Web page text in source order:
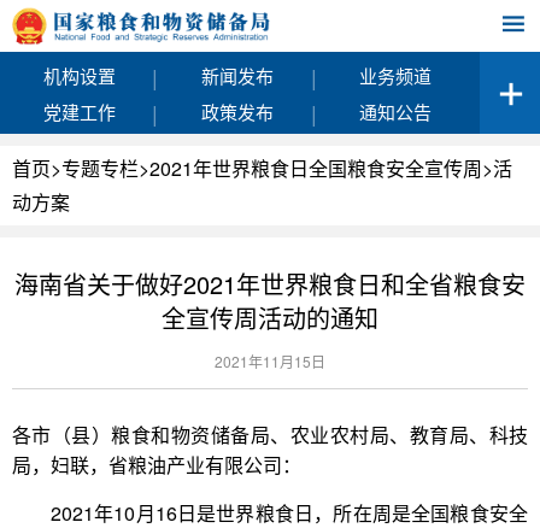
机构设置 | 新闻发布 |
业务频道
党建工作
| 政策发布 | 通知公告
首页>专题专栏>2021年世界粮食日全国粮食安全宣传周>活
动方案
海南省关于做好2021年世界粮食日和全省粮食安
全宣传周活动的通知
2021年11月15日
各市（县）粮食和物资储备局、农业农村局、教育局、科技
局，妇联，省粮油产业有限公司：
2021年10月16日是世界粮食日，所在周是全国粮食安全